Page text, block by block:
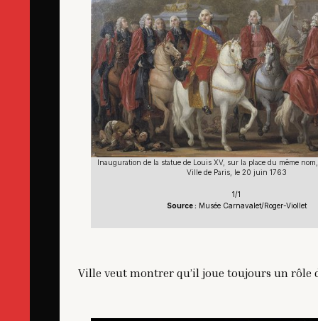
Inauguration de la statue de Louis XV, sur la place du même
Ville de Paris, le 20 juin 1763
1/1
Source : Musée Carnavalet/Roger-Viollet
Ville veut montrer qu’il joue toujours un rôle